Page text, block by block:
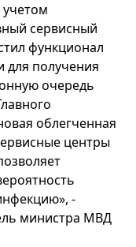
сервисный
функционал
для получения
очередь
облегченная
центры
-
министра МВД